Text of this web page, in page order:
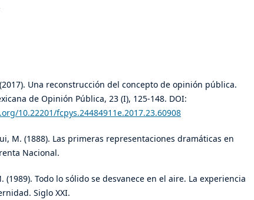
Una reconstrucción del concepto de opinión pública.
de Opinión Pública, 23 (I), 125-148. DOI:
10.22201/fcpys.24484911e.2017.23.60908
M. (1888). Las primeras representaciones dramáticas en
Nacional.
(1989). Todo lo sólido se desvanece en el aire. La experiencia
Siglo XXI.